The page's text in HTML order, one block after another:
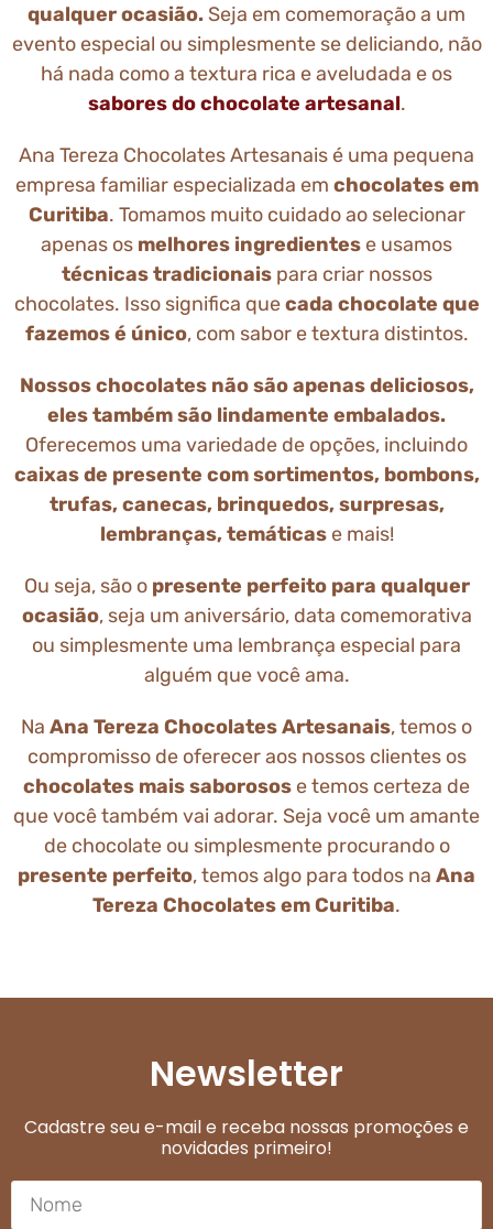
qualquer ocasião. Seja em comemoração a um
evento especial ou simplesmente se deliciando, não
há nada como a textura rica e aveludada e os
sabores do chocolate artesanal.
Ana Tereza Chocolates Artesanais é uma pequena
empresa familiar especializada em chocolates em
Curitiba. Tomamos muito cuidado ao selecionar
apenas os melhores ingredientes e usamos
técnicas tradicionaispara criar nossos
chocolates. Isso significa quecada chocolate que
fazemos é único, com sabor e textura distintos.
Nossos chocolates não são apenas deliciosos,
eles também são lindamente embalados.
Oferecemos uma variedade de opções, incluindo
caixas de presente com sortimentos, bombons,
trufas, canecas, brinquedos, surpresas,
lembranças, temáticase mais!
Ou seja, são o presente perfeito para qualquer
ocasião, seja um aniversário, data comemorativa
ou simplesmente uma lembrança especial para
alguém que você ama.
Na Ana Tereza Chocolates Artesanais, temos o
compromisso de oferecer aos nossos clientes os
chocolates mais saborosos e temos certeza de
que você também vai adorar. Seja você um amante
de chocolate ou simplesmente procurando o
presente perfeito, temos algo para todos na Ana
Tereza Chocolates em Curitiba.
Newsletter
Cadastre seu e-mail e receba nossas promoções e
novidades primeiro!